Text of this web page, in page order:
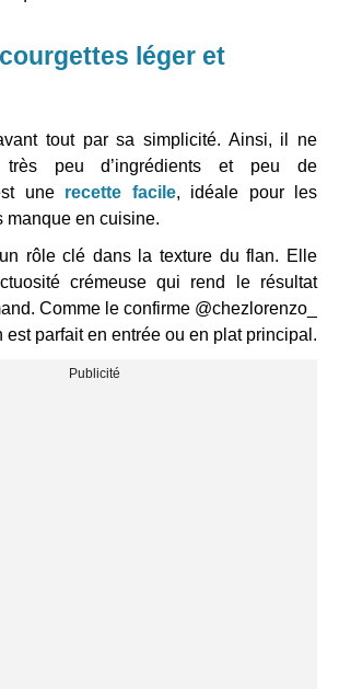
léger et
tout par sa simplicité. Ainsi, il ne
très peu d’ingrédients et peu de
une recette facile, idéale pour les
manque en cuisine.
rôle clé dans la texture du flan. Elle
crémeuse qui rend le résultat
Comme le confirme @chezlorenzo_
est parfait en entrée ou en plat principal.